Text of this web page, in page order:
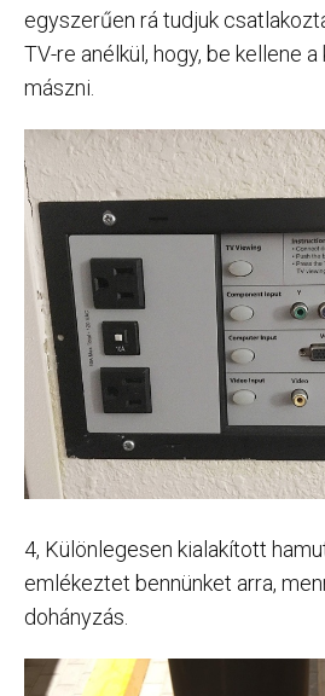
egyszerűen rá tudjuk
TV-re anélkül, hogy, be kellene
mászni.
4, Különlegesen kialakított
emlékeztet bennünket arra,
dohányzás.